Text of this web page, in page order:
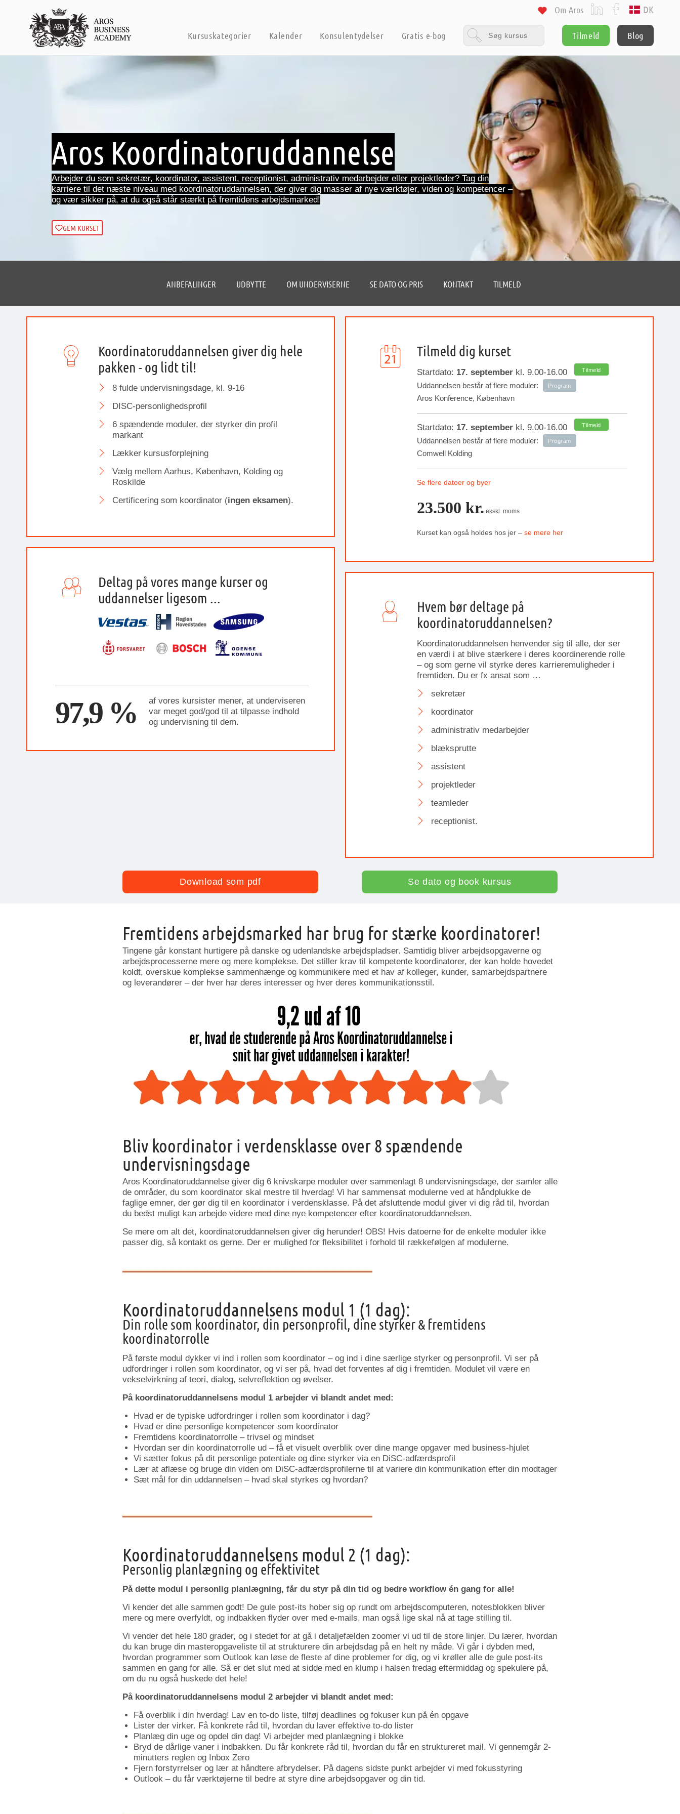
Kursuskategorier Kalender Konsulentydelser Gratis e-bog Tilmeld Blog
Om Aros DK
Aros Koordinatoruddannelse
Arbejder du som sekretær, koordinator, assistent, receptionist, administrativ medarbejder eller projektleder? Tag din
karriere til det næste niveau med koordinatoruddannelsen, der giver dig masser af nye værktøjer, viden og kompetencer –
og vær sikker på, at du også står stærkt på fremtidens arbejdsmarked!
GEM KURSET
ANBEFALINGER UDBYTTE OM UNDERVISERNE SE DATO OG PRIS KONTAKT TILMELD
Koordinatoruddannelsen giver dig hele
pakken - og lidt til!
8 fulde undervisningsdage, kl. 9-16
DISC-personlighedsprofil
6 spændende moduler, der styrker din profil
markant
Lækker kursusforplejning
Vælg mellem Aarhus, København, Kolding og
Roskilde
Certificering som koordinator (ingen eksamen).
Deltag på vores mange kurser og
uddannelser ligesom ...
97,9 %
af vores kursister mener, at underviseren
var meget god/god til at tilpasse indhold
og undervisning til dem.
Tilmeld dig kurset
Startdato: 17. september kl. 9.00-16.00 Tilmeld
Uddannelsen består af flere moduler: Program
Aros Konference, København
Startdato: 17. september kl. 9.00-16.00 Tilmeld
Uddannelsen består af flere moduler: Program
Comwell Kolding
Se flere datoer og byer
23.500 kr. ekskl. moms
Kurset kan også holdes hos jer – se mere her
Hvem bør deltage på
koordinatoruddannelsen?
Koordinatoruddannelsen henvender sig til alle, der ser
en værdi i at blive stærkere i deres koordinerende rolle
– og som gerne vil styrke deres karrieremuligheder i
fremtiden. Du er fx ansat som …
sekretær
koordinator
administrativ medarbejder
blæksprutte
assistent
projektleder
teamleder
receptionist.
Download som pdf Se dato og book kursus
Fremtidens arbejdsmarked har brug for stærke koordinatorer!
Tingene går konstant hurtigere på danske og udenlandske arbejdspladser. Samtidig bliver arbejdsopgaverne og
arbejdsprocesserne mere og mere komplekse. Det stiller krav til kompetente koordinatorer, der kan holde hovedet
koldt, overskue komplekse sammenhænge og kommunikere med et hav af kolleger, kunder, samarbejdspartnere
og leverandører – der hver har deres interesser og hver deres kommunikationsstil.
Bliv koordinator i verdensklasse over 8 spændende
undervisningsdage
Aros Koordinatoruddannelse giver dig 6 knivskarpe moduler over sammenlagt 8 undervisningsdage, der samler alle
de områder, du som koordinator skal mestre til hverdag! Vi har sammensat modulerne ved at håndplukke de
faglige emner, der gør dig til en koordinator i verdensklasse. På det afsluttende modul giver vi dig råd til, hvordan
du bedst muligt kan arbejde videre med dine nye kompetencer efter koordinatoruddannelsen.
Se mere om alt det, koordinatoruddannelsen giver dig herunder! OBS! Hvis datoerne for de enkelte moduler ikke
passer dig, så kontakt os gerne. Der er mulighed for fleksibilitet i forhold til rækkefølgen af modulerne.
Koordinatoruddannelsens modul 1 (1 dag):
Din rolle som koordinator, din personprofil, dine styrker & fremtidens
koordinatorrolle
På første modul dykker vi ind i rollen som koordinator – og ind i dine særlige styrker og personprofil. Vi ser på
udfordringer i rollen som koordinator, og vi ser på, hvad det forventes af dig i fremtiden. Modulet vil være en
vekselvirkning af teori, dialog, selvreflektion og øvelser.
På koordinatoruddannelsens modul 1 arbejder vi blandt andet med:
Hvad er de typiske udfordringer i rollen som koordinator i dag?
Hvad er dine personlige kompetencer som koordinator
Fremtidens koordinatorrolle – trivsel og mindset
Hvordan ser din koordinatorrolle ud – få et visuelt overblik over dine mange opgaver med business-hjulet
Vi sætter fokus på dit personlige potentiale og dine styrker via en DiSC-adfærdsprofil
Lær at aflæse og bruge din viden om DiSC-adfærdsprofilerne til at variere din kommunikation efter din modtager
Sæt mål for din uddannelsen – hvad skal styrkes og hvordan?
Koordinatoruddannelsens modul 2 (1 dag):
Personlig planlægning og effektivitet
På dette modul i personlig planlægning, får du styr på din tid og bedre workflow én gang for alle!
Vi kender det alle sammen godt! De gule post-its hober sig op rundt om arbejdscomputeren, notesblokken bliver
mere og mere overfyldt, og indbakken flyder over med e-mails, man også lige skal nå at tage stilling til.
Vi vender det hele 180 grader, og i stedet for at gå i detaljefælden zoomer vi ud til de store linjer. Du lærer, hvordan
du kan bruge din masteropgaveliste til at strukturere din arbejdsdag på en helt ny måde. Vi går i dybden med,
hvordan programmer som Outlook kan løse de fleste af dine problemer for dig, og vi krøller alle de gule post-its
sammen en gang for alle. Så er det slut med at sidde med en klump i halsen fredag eftermiddag og spekulere på,
om du nu også huskede det hele!
På koordinatoruddannelsens modul 2 arbejder vi blandt andet med:
Få overblik i din hverdag! Lav en to-do liste, tilføj deadlines og fokuser kun på én opgave
Lister der virker. Få konkrete råd til, hvordan du laver effektive to-do lister
Planlæg din uge og opdel din dag! Vi arbejder med planlægning i blokke
Bryd de dårlige vaner i indbakken. Du får konkrete råd til, hvordan du får en struktureret mail. Vi gennemgår 2-
minutters reglen og Inbox Zero
Fjern forstyrrelser og lær at håndtere afbrydelser. På dagens sidste punkt arbejder vi med fokusstyring
Outlook – du får værktøjerne til bedre at styre dine arbejdsopgaver og din tid.